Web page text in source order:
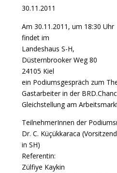
30.11.2011
Am 30.11.2011, um 18:30 Uhr
findet im
Landeshaus S-H,
Düsternbrooker Weg 80
24105 Kiel
ein Podiumsgespräch zum
Gastarbeiter in der
Gleichstellung am
TeilnehmerInnen der
Dr. C. Küçükkaraca
in SH)
Referentin:
Zülfiye Kaykin